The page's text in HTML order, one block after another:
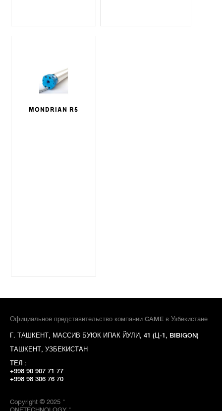
MONDRIAN R5
Официальное представительство компании CAME в Узбекистане
Г. ТАШКЕНТ, МАССИВ БУЮК ИПАК ЙУЛИ, 41 (Ц-1, BIBIGON)
ТАШКЕНТ, УЗБЕКИСТАН
ТЕЛ :
+998 90 907 71 77
+998 98 306 76 70
Copyright © 2025 "